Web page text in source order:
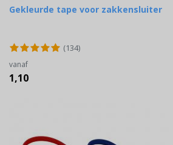
Gekleurde tape voor zakkensluiter
(134)
vanaf
1,10